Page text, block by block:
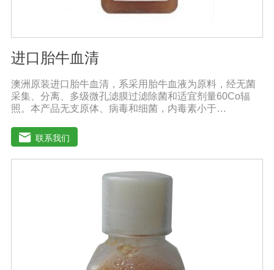
进口胎牛血清
澳洲原装进口胎牛血清，系采用胎牛血液为原料，经无菌
采集、分离、多级微孔滤膜过滤除菌和适宜剂量60Co辐
照。本产品无支原体、病毒和细菌，内毒素小于
细胞及多种细胞株的培养、扩增和保藏、组织器官的分
离、培养及单克隆抗体的制备和疫苗的研制及生产。质量
标准：符合《中华人民共和国药典》2020版、符合《中华
人民共和国兽药典》2020版、欧洲药典、美国药典质量标
准。规格：500ml/瓶保存：-15℃―-20℃有效期：5年注
意事项：解冻：采用逐步解冻法（ -20℃→2-8℃→ 室
温），可减少沉淀的产生使血清质量不会受到影响。
联系我们